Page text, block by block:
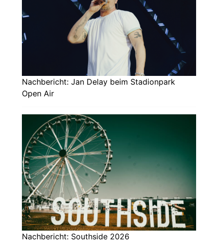
Nachbericht: Jan Delay beim Stadionpark
Open Air
Nachbericht: Southside 2026